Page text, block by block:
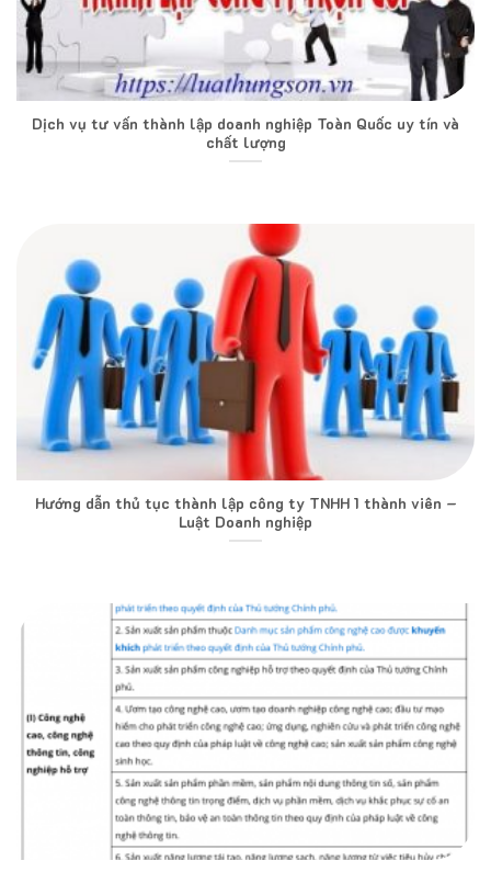
Dịch vụ tư vấn thành lập doanh nghiệp Toàn Quốc uy tín và
chất lượng
Hướng dẫn thủ tục thành lập công ty TNHH 1 thành viên –
Luật Doanh nghiệp